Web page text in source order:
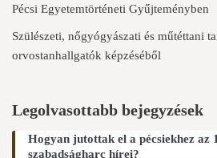
Pécsi Egyetemtörténeti Gyűjteményben
Szülészeti, nőgyógyászati és műtéttani
orvostanhallgatók képzéséből
Legolvasottabb bejegyzések
Hogyan jutottak el a pécsiekhez az
szabadságharc hírei?